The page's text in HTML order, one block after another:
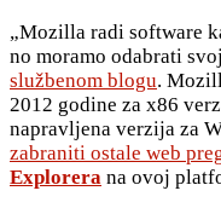
„Mozilla radi software
no moramo odabrati
službenom blogu.
2012 godine za x86
napravljena verzija za
zabraniti ostale web
Explorera na ovoj